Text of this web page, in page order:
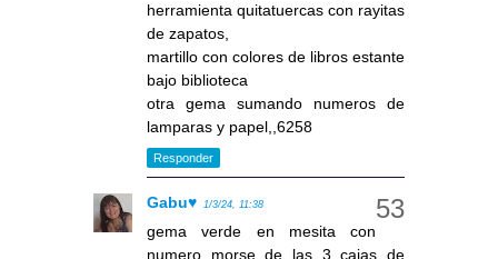
herramienta quitatuercas con rayitas
de zapatos,
martillo con colores de libros estante
bajo biblioteca
otra gema sumando numeros de
lamparas y papel,,6258
Responder
Gabu♥ 1/3/24, 11:38
gema verde en mesita con
numero morse de las 3 cajas de